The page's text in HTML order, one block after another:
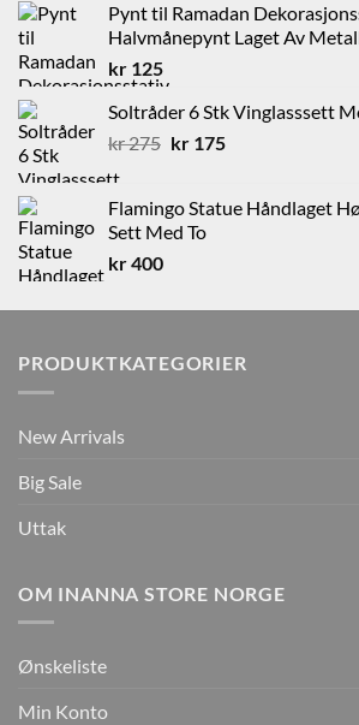
Pynt til Ramadan
Halvmånepynt Laget Av
kr 125
Soltråder 6 Stk Vinglasssett
kr275 Opprinnelig
kr 275.
kr175Nåværende
kr 175.
Flamingo Statue Håndlaget
Sett Med To
kr400
PRODUKTKATEGORIER
New Arrivals
Big Sale
Uttak
OM INANNA STORE NORGE
Ønskeliste
Min Konto